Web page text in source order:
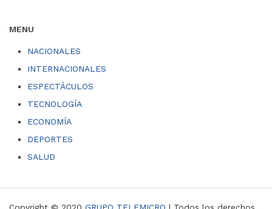
MENU
NACIONALES
INTERNACIONALES
ESPECTÁCULOS
TECNOLOGÍA
ECONOMÍA
DEPORTES
SALUD